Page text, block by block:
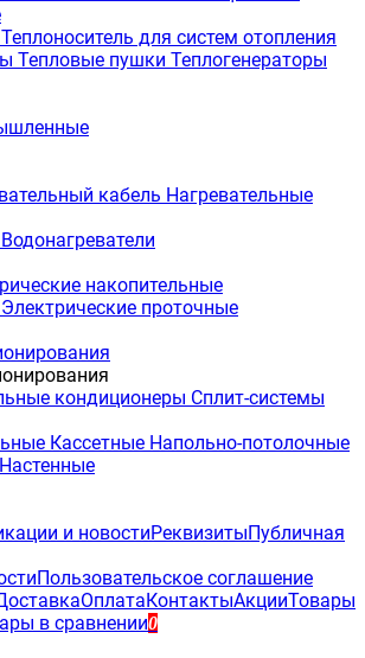
Теплоноситель для систем отопления
Тепловые пушки Теплогенераторы
кабель Нагревательные
Водонагреватели
накопительные
Электрические проточные
кондиционеры Сплит-системы
Кассетные Напольно-потолочные
Настенные
и новостиРеквизитыПубличная
Пользовательское соглашение
ОплатаКонтактыАкцииТовары
в сравнении0